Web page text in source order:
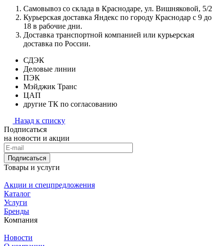
Самовывоз со склада в Краснодаре, ул. Вишняковой, 5/2
Курьерская доставка Яндекс по городу Краснодар с 9 до
18 в рабочие дни.
Доставка транспортной компанией или курьерская
доставка по России.
СДЭК
Деловые линии
ПЭК
Мэйджик Транс
ЦАП
другие ТК по согласованию
Назад к списку
Подписаться
на новости и акции
Подписаться
Товары и услуги
Акции и спецпредложения
Каталог
Услуги
Бренды
Компания
Новости